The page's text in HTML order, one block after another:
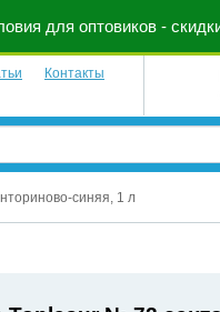
для оптовиков -
Контакты
синяя, 1 л